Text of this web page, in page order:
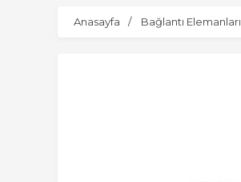
Anasayfa Bağlantı Elemanları